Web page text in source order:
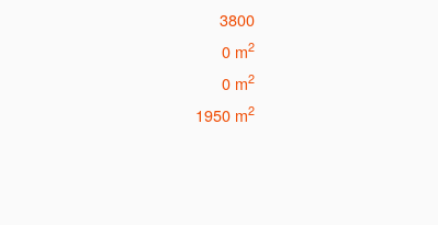
3800
0 m2
0 m2
1950 m2